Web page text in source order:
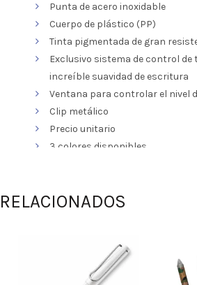
Punta de acero inoxidable
Cuerpo de plástico (PP)
Tinta pigmentada de gran
Exclusivo sistema de control de
increíble suavidad de escritura
Ventana para controlar el nivel
Clip metálico
Precio unitario
3 colores disponibles
Roller